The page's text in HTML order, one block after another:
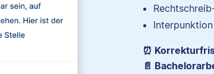
⏰
📄
Nina hat